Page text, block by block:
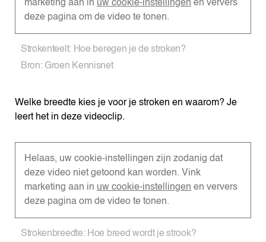
marketing aan in uw cookie-instellingen en ververs
deze pagina om de video te tonen.
Strokenteelt: Hoe beregen je de stroken?
Bron: Groen Kennisnet
Welke breedte kies je voor je stroken en waarom? Je
leert het in deze videoclip.
Helaas, uw cookie-instellingen zijn zodanig dat
deze video niet getoond kan worden. Vink
marketing aan in uw cookie-instellingen en ververs
deze pagina om de video te tonen.
Strokenbreedte: Hoe breed wordt je strook?